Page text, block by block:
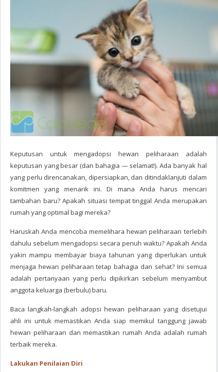
Keputusan untuk mengadopsi hewan peliharaan adalah
keputusan yang besar (dan bahagia — selamat!). Ada banyak hal
yang perlu direncanakan, dipersiapkan, dan ditindaklanjuti dalam
komitmen yang menarik ini. Di mana Anda harus mencari
tambahan baru? Apakah situasi tempat tinggal Anda merupakan
rumah yang optimal bagi mereka?
Haruskah Anda mencoba memelihara hewan peliharaan terlebih
dahulu sebelum mengadopsi secara penuh waktu? Apakah Anda
yakin mampu membayar biaya tahunan yang diperlukan untuk
menjaga hewan peliharaan tetap bahagia dan sehat? Ini semua
adalah pertanyaan yang perlu dipikirkan sebelum menyambut
anggota keluarga (berbulu) baru.
Baca langkah-langkah adopsi hewan peliharaan yang disetujui
ahli ini untuk memastikan Anda siap memikul tanggung jawab
hewan peliharaan dan memastikan rumah Anda adalah rumah
terbaik mereka.
Lakukan Penilaian Diri